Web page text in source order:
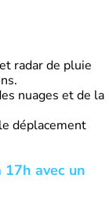
radar de pluie
nuages et de la
déplacement
17h avec un